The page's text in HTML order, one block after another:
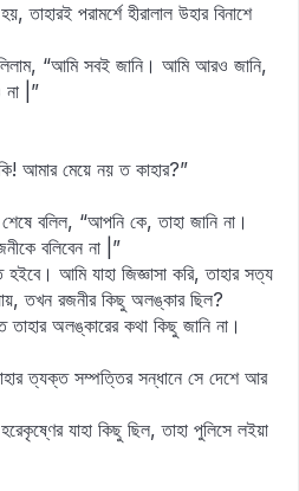
তাহারই পরামর্শে হীরালাল উহার বিনাশে
“আমি সবই জানি। আমি আরও জানি,
না |”
আমার মেয়ে নয় ত কাহার?”
বলিল, “আপনি কে, তাহা জানি না।
বলিবেন না |”
আমি যাহা জিজ্ঞাসা করি, তাহার সত্য
তখন রজনীর কিছু অলঙ্কার ছিল?
অলঙ্কারের কথা কিছু জানি না।
ত্যক্ত সম্পত্তির সন্ধানে সে দেশে আর
যাহা কিছু ছিল, তাহা পুলিসে লইয়া